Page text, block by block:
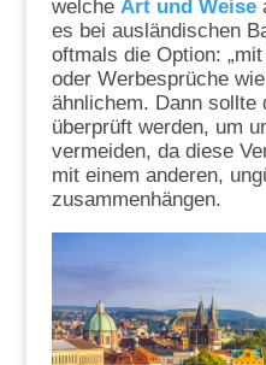
welche Art und Weise
es bei ausländischen
oftmals die Option:
oder Werbesprüche
ähnlichem. Dann sollte
überprüft werden, um
vermeiden, da diese
mit einem anderen,
zusammenhängen.